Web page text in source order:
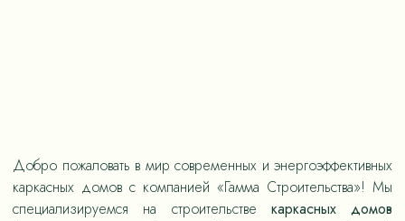
Добро пожаловать в мир современных и энергоэффективных
каркасных домов с компанией «Гамма Строительства»! Мы
специализируемся на строительстве каркасных домов